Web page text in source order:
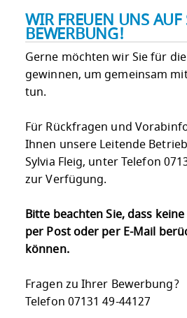
WIR FREUEN UNS
BEWERBUNG!
Gerne möchten wir Sie für die
gewinnen, um gemeinsam
tun.
Für Rückfragen und
Ihnen unsere Leitende
Sylvia Fleig, unter Telefon
zur Verfügung.
Bitte beachten Sie, dass
per Post oder per E-Mail
können.
Fragen zu Ihrer Bewerbung?
Telefon 07131 49-44127